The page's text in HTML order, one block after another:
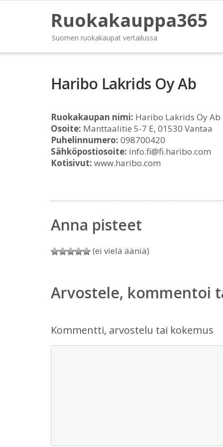
Ruokakauppa365
Suomen ruokakaupat vertailussa
Haribo Lakrids Oy Ab
Ruokakaupan nimi: Haribo Lakrids Oy Ab
Osoite: Manttaalitie 5-7 E, 01530 Vantaa
Puhelinnumero: 098700420
Sähköpostiosoite: info.fi@fi.haribo.com
Kotisivut: www.haribo.com
Anna pisteet
(ei vielä ääniä)
Arvostele, kommentoi
Kommentti, arvostelu tai kokemus